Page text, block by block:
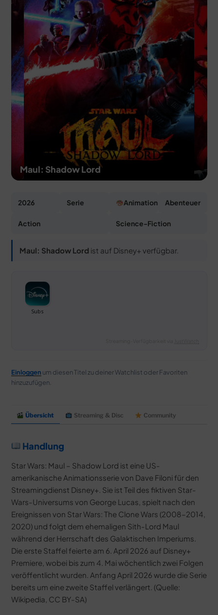
DEALS
MEIN HQ
50
Maul: Shadow Lord
2026 Serie Animation Abenteuer
Action Science-Fiction
Maul: Shadow Lord ist auf Disney+ verfügbar.
Einloggen um diesen Titel zu deiner Watchlist oder Favoriten
hinzuzufügen.
Übersicht Streaming & Disc Community
Handlung
Star Wars: Maul – Shadow Lord ist eine US-
amerikanische Animationsserie von Dave Filoni für den
Streamingdienst Disney+. Sie ist Teil des fiktiven Star-
Wars-Universums von George Lucas, spielt nach den
Ereignissen von Star Wars: The Clone Wars (2008–2014,
2020) und folgt dem ehemaligen Sith-Lord Maul
während der Herrschaft des Galaktischen Imperiums.
Die erste Staffel feierte am 6. April 2026 auf Disney+
Premiere, wobei bis zum 4. Mai wöchentlich zwei Folgen
veröffentlicht wurden. Anfang April 2026 wurde die Serie
bereits um eine zweite Staffel verlängert. (Quelle:
Wikipedia, CC BY-SA)